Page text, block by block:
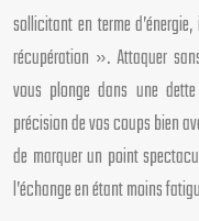
sollicitant en terme
récupération ». Attaquer
vous plonge dans une
précision de vos coups bien
de marquer un point
l’échange en étant moins